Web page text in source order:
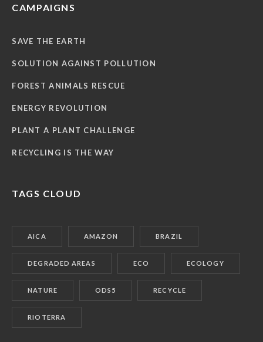
CAMPAIGNS
SAVE THE EARTH
SOLUTION AGAINST POLLUTION
FOREST ANIMALS RESCUE
ENERGY REVOLUTION
PLANT A PLANT CHALLENGE
RECYCLING IS THE WAY
TAGS CLOUD
AICA AMAZON BRAZIL
DEGRADED AREAS ECO ECOLOGY
NATURE ODS5 RECYCLE
RIOTERRA